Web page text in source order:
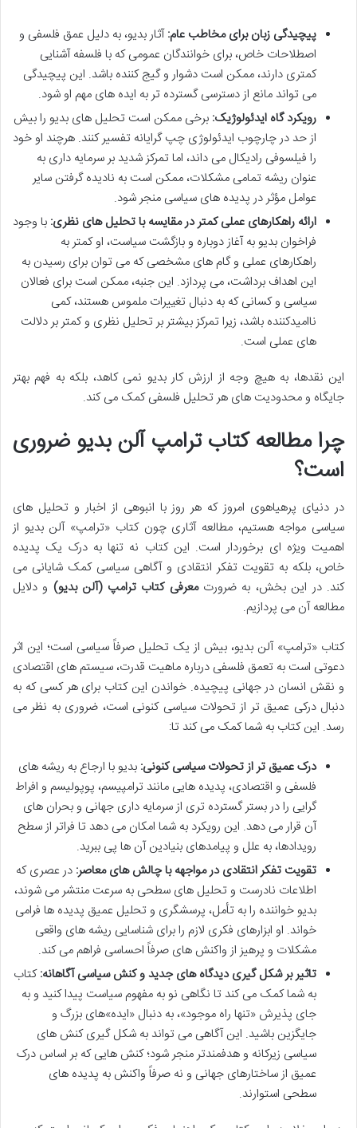
پیچیدگی زبان برای مخاطب عام:آثار بدیو، به دلیل عمق فلسفی و
اصطلاحات خاص، برای خوانندگان عمومی که با فلسفه آشنایی
کمتری دارند، ممکن است دشوار و گیج کننده باشد. این پیچیدگی
می تواند مانع از دسترسی گسترده تر به ایده های مهم او شود.
رویکرد گاه ایدئولوژیک: برخی ممکن است تحلیل های بدیو را بیش
از حد در چارچوب ایدئولوژی چپ گرایانه تفسیر کنند. هرچند او خود
را فیلسوفی رادیکال می داند، اما تمرکز شدید بر سرمایه داری به
عنوان ریشه تمامی مشکلات، ممکن است به نادیده گرفتن سایر
عوامل مؤثر در پدیده های سیاسی منجر شود.
ارائه راهکارهای عملی کمتر در مقایسه با تحلیل های نظری: با وجود
فراخوان بدیو به آغاز دوباره و بازگشت سیاست، او کمتر به
راهکارهای عملی و گام های مشخصی که می توان برای رسیدن به
این اهداف برداشت، می پردازد. این جنبه، ممکن است برای فعالان
سیاسی و کسانی که به دنبال تغییرات ملموس هستند، کمی
ناامیدکننده باشد، زیرا تمرکز بیشتر بر تحلیل نظری و کمتر بر دلالت
های عملی است.
این نقدها، به هیچ وجه از ارزش کار بدیو نمی کاهد، بلکه به فهم بهتر
جایگاه و محدودیت های هر تحلیل فلسفی کمک می کند.
چرا مطالعه کتاب ترامپ آلن بدیو ضروری
است؟
در دنیای پرهیاهوی امروز که هر روز با انبوهی از اخبار و تحلیل های
سیاسی مواجه هستیم، مطالعه آثاری چون کتاب «ترامپ» آلن بدیو از
اهمیت ویژه ای برخوردار است. این کتاب نه تنها به درک یک پدیده
خاص، بلکه به تقویت تفکر انتقادی و آگاهی سیاسی کمک شایانی می
کند. در این بخش، به ضرورتمعرفی کتاب ترامپ (آلن بدیو) و دلایل
مطالعه آن می پردازیم.
کتاب «ترامپ» آلن بدیو، بیش از یک تحلیل صرفاً سیاسی است؛ این اثر
دعوتی است به تعمق فلسفی درباره ماهیت قدرت، سیستم های اقتصادی
و نقش انسان در جهانی پیچیده. خواندن این کتاب برای هر کسی که به
دنبال درکی عمیق تر از تحولات سیاسی کنونی است، ضروری به نظر می
رسد. این کتاب به شما کمک می کند تا:
درک عمیق تر از تحولات سیاسی کنونی: بدیو با ارجاع به ریشه های
فلسفی و اقتصادی، پدیده هایی مانند ترامپیسم، پوپولیسم و افراط
گرایی را در بستر گسترده تری از سرمایه داری جهانی و بحران های
آن قرار می دهد. این رویکرد به شما امکان می دهد تا فراتر از سطح
رویدادها، به علل و پیامدهای بنیادین آن ها پی ببرید.
تقویت تفکر انتقادی در مواجهه با چالش های معاصر: در عصری که
اطلاعات نادرست و تحلیل های سطحی به سرعت منتشر می شوند،
بدیو خواننده را به تأمل، پرسشگری و تحلیل عمیق پدیده ها فرامی
خواند. او ابزارهای فکری لازم را برای شناسایی ریشه های واقعی
مشکلات و پرهیز از واکنش های صرفاً احساسی فراهم می کند.
تاثیر بر شکل گیری دیدگاه های جدید و کنش سیاسی آگاهانه:کتاب
به شما کمک می کند تا نگاهی نو به مفهوم سیاست پیدا کنید و به
جای پذیرش «تنها راه موجود»، به دنبال «ایده»های بزرگ و
جایگزین باشید. این آگاهی می تواند به شکل گیری کنش های
سیاسی زیرکانه و هدفمندتر منجر شود؛ کنش هایی که بر اساس درک
عمیق از ساختارهای جهانی و نه صرفاً واکنش به پدیده های
سطحی استوارند.